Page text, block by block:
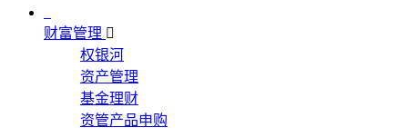
财富管理
权银河
资产管理
基金理财
资管产品申购